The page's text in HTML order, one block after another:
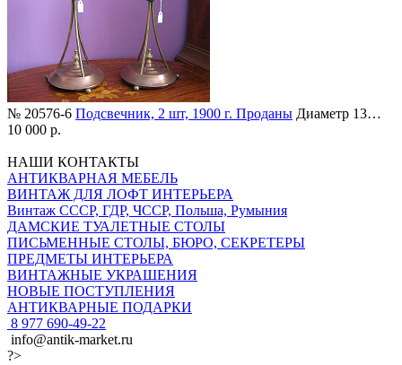
№ 20576-6 Подсвечник, 2 шт, 1900 г. Проданы Диаметр 13…
10 000 р.
НАШИ КОНТАКТЫ
АНТИКВАРНАЯ МЕБЕЛЬ
ВИНТАЖ ДЛЯ ЛОФТ ИНТЕРЬЕРА
Винтаж СССР, ГДР, ЧССР, Польша, Румыния
ДАМСКИЕ ТУАЛЕТНЫЕ СТОЛЫ
ПИСЬМЕННЫЕ СТОЛЫ, БЮРО, СЕКРЕТЕРЫ
ПРЕДМЕТЫ ИНТЕРЬЕРА
ВИНТАЖНЫЕ УКРАШЕНИЯ
НОВЫЕ ПОСТУПЛЕНИЯ
АНТИКВАРНЫЕ ПОДАРКИ
8 977 690-49-22
info@antik-market.ru
?>